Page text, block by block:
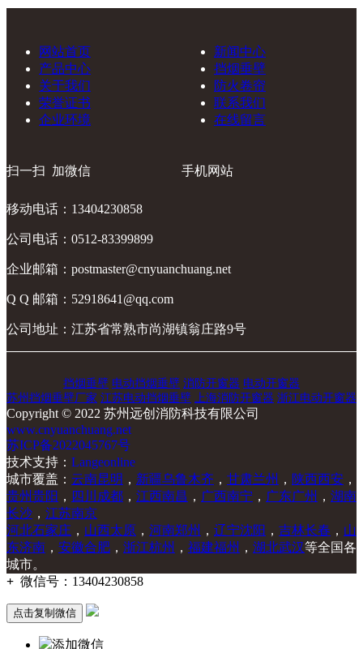
网站首页
产品中心
关于我们
荣誉证书
企业环境
新闻中心
挡烟垂壁
防火卷帘
联系我们
在线留言
扫一扫 加微信 手机网站
移动电话：13404230858
公司电话：0512-83399899
企业邮箱：postmaster@cnyuanchuang.net
Q Q 邮箱：52918641@qq.com
公司地址：江苏省常熟市尚湖镇翁庄路9号
挡烟垂壁 电动挡烟垂壁 消防开窗器 电动开窗器
苏州挡烟垂壁厂家 江苏电动挡烟垂壁 上海消防开窗器 浙江电动开窗器
Copyright © 2022 苏州远创消防科技有限公司
www.cnyuanchuang.net
苏ICP备2022045767号
技术支持： Langeonline
城市覆盖： 云南昆明 ， 新疆乌鲁木齐 ， 甘肃兰州 ， 陕西西安 ，
贵州贵阳 ， 四川成都 ， 江西南昌 ， 广西南宁 ， 广东广州 ， 湖南
长沙 ， 江苏南京
河北石家庄 ， 山西太原 ， 河南郑州 ， 辽宁沈阳 ， 吉林长春 ， 山
东济南 ， 安徽合肥 ， 浙江杭州 ， 福建福州 ， 湖北武汉等全国各
城市。
+ 微信号： 13404230858
点击复制微信
添加微信